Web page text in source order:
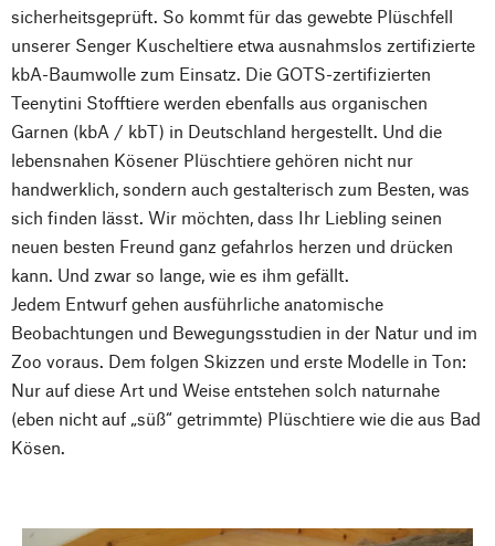
sicherheitsgeprüft. So kommt für das gewebte Plüschfell
unserer Senger Kuscheltiere etwa ausnahmslos zertifizierte
kbA-Baumwolle zum Einsatz. Die GOTS-zertifizierten
Teenytini Stofftiere werden ebenfalls aus organischen
Garnen (kbA / kbT) in Deutschland hergestellt. Und die
lebensnahen Kösener Plüschtiere gehören nicht nur
handwerklich, sondern auch gestalterisch zum Besten, was
sich finden lässt. Wir möchten, dass Ihr Liebling seinen
neuen besten Freund ganz gefahrlos herzen und drücken
kann. Und zwar so lange, wie es ihm gefällt.
Jedem Entwurf gehen ausführliche anatomische
Beobachtungen und Bewegungsstudien in der Natur und im
Zoo voraus. Dem folgen Skizzen und erste Modelle in Ton:
Nur auf diese Art und Weise entstehen solch naturnahe
(eben nicht auf „süß“ getrimmte) Plüschtiere wie die aus Bad
Kösen.